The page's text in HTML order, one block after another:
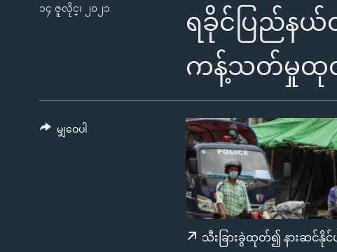
နိုင်ငံတကာ
မကြေးမုံရဲ့ အင်္ဂလိပ်စာ
ရေဒီယို
ရေဒီယိုနှင့်ရုပ်သံ အချက်အလက်များ
ရခိုင်ပြည်နယ်
ကန့်သတ်မှုထု
၁၄ ဇူလိုင္၊ ၂၀၂၁
သီးခြားခွဲထုတ်၍ နားဆင်နို
မျှဝေပါ